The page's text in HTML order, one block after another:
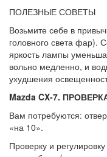
ПОЛЕЗНЫЕ СОВЕТЫ
Возьмите себе в
головного света фар).
яркость лам­пы
вольно медленно, и
ухудшения
Mazda CX-7.
Вам потребуются:
«на 10».
Проверку и